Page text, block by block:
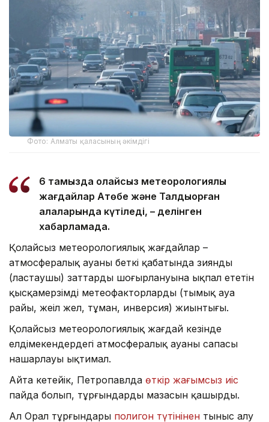
Фото: Алматы қаласының әкімдігі
6 тамызда қолайсыз метеорологиялық
жағдайлар Ақтөбе және Талдықорған
қалаларында күтіледі, – делінген
хабарламада.
Қолайсыз метеорологиялық жағдайлар –
атмосфералық ауаның беткі қабатында зиянды
(ластаушы) заттардың шоғырлануына ықпал ететін
қысқамерзімді метеофакторлардың (тымық ауа
райы, жеңіл жел, тұман, инверсия) жиынтығы.
Қолайсыз метеорологиялық жағдай кезінде
елдімекендердегі атмосфералық ауаның сапасы
нашарлауы ықтимал.
Айта кетейік, Петропавлда өткір жағымсыз иіс
пайда болып, тұрғындардың мазасын қашырды.
Ал Орал тұрғындары полигон түтінінен тыныс алу